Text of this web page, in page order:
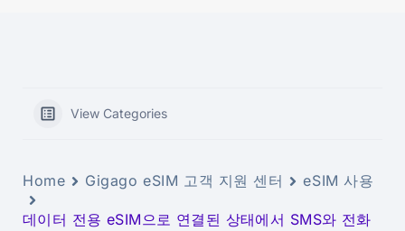
View Categories
Home Gigago eSIM 고객 지원 센터 eSIM 사용
데이터 전용 eSIM으로 연결된 상태에서 SMS와 전화